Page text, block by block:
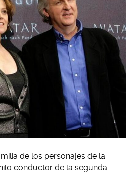
de los personajes de la
conductor de la segunda